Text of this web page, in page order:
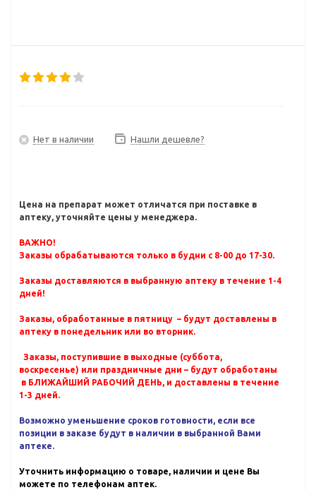
Нет в наличии Нашли дешевле?
Цена на препарат может отличатся при поставке в
аптеку, уточняйте цены у менеджера.
ВАЖНО!
Заказы обрабатываются только в будни с 8-00 до 17-30.
Заказы доставляются в выбранную аптеку в течение 1-4
дней!
Заказы, обработанные в пятницу – будут доставлены в
аптеку в понедельник или во вторник.
Заказы, поступившие в выходные (суббота,
воскресенье) или праздничные дни – будут обработаны
в БЛИЖАЙШИЙ РАБОЧИЙ ДЕНЬ, и доставлены в течение
1-3 дней.
Возможно уменьшение сроков готовности, если все
позиции в заказе будут в наличии в выбранной Вами
аптеке.
Уточнить информацию о товаре, наличии и цене Вы
можете по телефонам аптек.